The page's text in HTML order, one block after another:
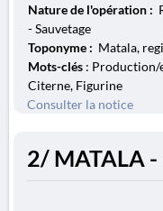
Nature de l'opération :
- Sauvetage
Toponyme : Matala,
Mots-clés :
Citerne, Figurine
Consulter la notice
2/ MATALA